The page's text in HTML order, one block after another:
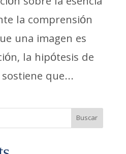
la comprensión
una imagen es
la hipótesis de
que...
Buscar